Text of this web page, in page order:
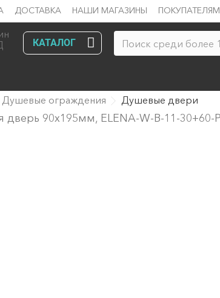
ДОСТАВКА НАШИ МАГАЗИНЫ ПОКУПАТЕЛЯМ
КАТАЛОГ
Душевые ограждения Душевые двери